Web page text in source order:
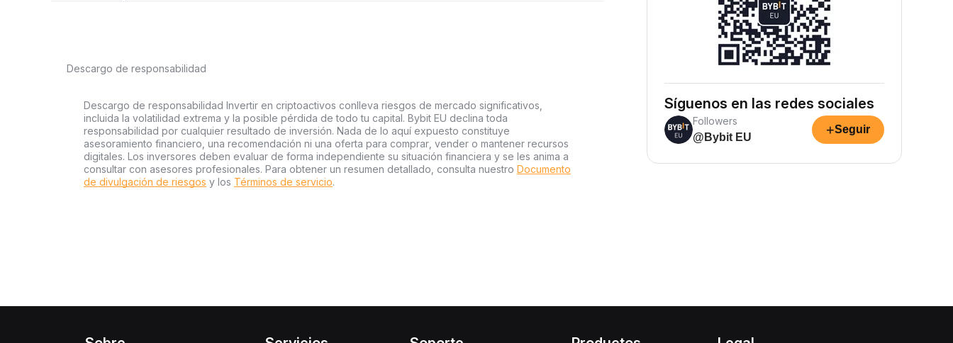
Descargo de responsabilidad
Descargo de responsabilidad Invertir en criptoactivos conlleva riesgos de mercado significativos,
incluida la volatilidad extrema y la posible pérdida de todo tu capital. Bybit EU declina toda
responsabilidad por cualquier resultado de inversión. Nada de lo aquí expuesto constituye
asesoramiento financiero, una recomendación ni una oferta para comprar, vender o mantener recursos
digitales. Los inversores deben evaluar de forma independiente su situación financiera y se les anima a
consultar con asesores profesionales. Para obtener un resumen detallado, consulta nuestro Documento
de divulgación de riesgos y los Términos de servicio.
Síguenos en las redes sociales
Followers
@Bybit EU
+Seguir